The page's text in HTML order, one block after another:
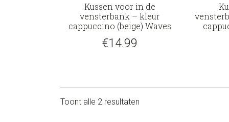
Kussen voor in de
vensterbank – kleur
cappuccino (beige) Waves
€14.99
Toont alle 2 resultaten